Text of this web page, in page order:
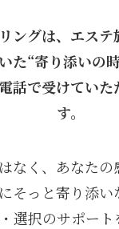
ングは、エス
た“寄り添いの時
話で受けてい
す。
なく、あなた
そっと寄り添い
選択のサポート